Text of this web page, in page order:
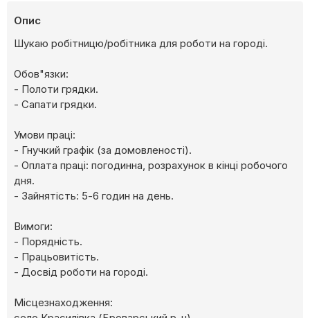
Опис
Шукаю робітницю/робітника для роботи на городі.
Обов"язки:
- Полоти грядки.
- Сапати грядки.
Умови праці:
- Гнучкий графік (за домовленості).
- Оплата праці: погодинна, розрахунок в кінці робочого
дня.
- Зайнятість: 5-6 годин на день.
Вимоги:
- Порядність.
- Працьовитість.
- Досвід роботи на городі.
Місцезнаходження: